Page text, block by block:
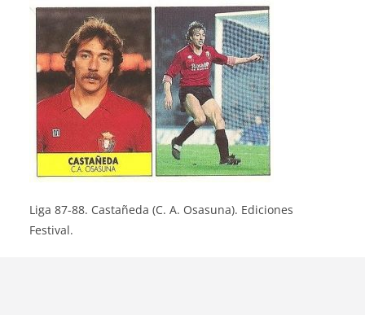
Liga 87-88. Castañeda (C. A. Osasuna). Ediciones
Festival.